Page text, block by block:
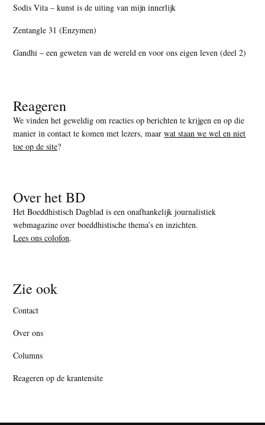
Sodis Vita – kunst is de uiting van mijn innerlijk
Zentangle 31 (Enzymen)
Gandhi – een geweten van de wereld en voor ons eigen leven (deel 2)
Reageren
We vinden het geweldig om reacties op berichten te krijgen en op die
manier in contact te komen met lezers, maarwat staan we wel en niet
toe op de site?
Over het BD
Het Boeddhistisch Dagblad is een onafhankelijk journalistiek
webmagazine over boeddhistische thema’s en inzichten.
Lees ons colofon.
Zie ook
Contact
Over ons
Columns
Reageren op de krantensite